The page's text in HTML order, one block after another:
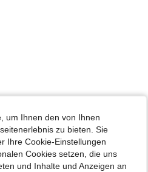
um Ihnen den von Ihnen
zu bieten. Sie
Ihre Cookie-Einstellungen
Cookies setzen, die uns
und Inhalte und Anzeigen an